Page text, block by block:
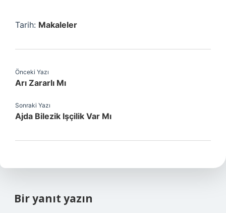
Tarih: Makaleler
Önceki Yazı
Arı Zararlı Mı
Sonraki Yazı
Ajda Bilezik Işçilik Var Mı
Bir yanıt yazın